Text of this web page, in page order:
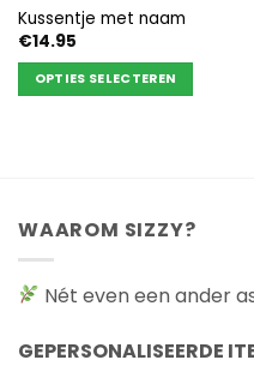
Kussentje met naam
€14.95
OPTIES SELECTEREN
Deze
optie
kan
gekozen
op
WAAROM SIZZY?
Nét even een ander
GEPERSONALISEERDE